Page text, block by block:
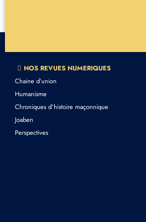
NOS REVUES NUMERIQUES
Chaine d’union
Humanisme
Chroniques d’histoire maçonnique
Joaben
Perspectives